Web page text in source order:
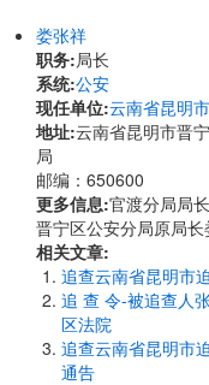
娄张祥
职务:局长
系统:公安
现任单位:云南省昆明
地址:云南省昆明市晋
局
邮编：650600
更多信息:官渡分局局
晋宁区公安分局原局长
相关文章:
追查云南省昆明市
追 查 令-被追查人
区法院
追查云南省昆明市
通告